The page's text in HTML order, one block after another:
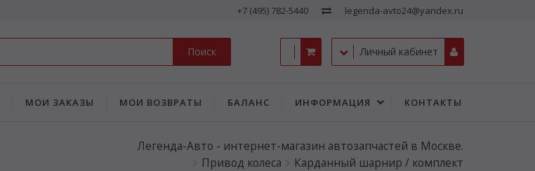
+7 (495) 782-5440 legenda-avto24@yandex.ru
Поиск Личный кабинет
МОИ ЗАКАЗЫ МОИ ВОЗВРАТЫ БАЛАНС ИНФОРМАЦИЯ КОНТАКТЫ
Легенда-Авто - интернет-магазин автозапчастей в Москве.
Привод колеса
Карданный шарнир / комплект